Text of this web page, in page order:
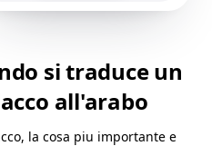
si traduce un
all'arabo
la cosa piu importante e